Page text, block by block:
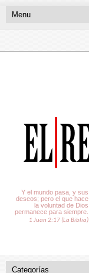
Y el mundo pasa, y sus
deseos; pero el que hace
la voluntad de Dios
permanece para siempre.
1 Juan 2:17 (La Biblia)